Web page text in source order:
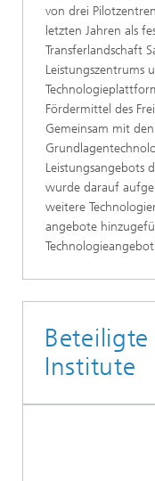
von drei
letzten Jahren als
Transferlandschaft
Leistungszentrums
Fördermittel des
Gemeinsam mit
Leistungsangebots
wurde darauf
weitere
angebote
Technologieangebot
Institute